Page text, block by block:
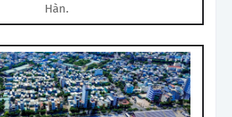
Hàn.